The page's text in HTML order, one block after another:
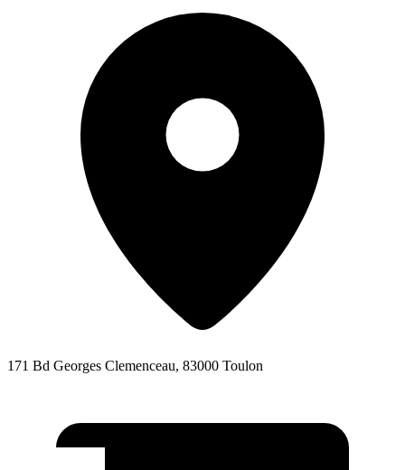
171 Bd Georges Clemenceau, 83000 Toulon